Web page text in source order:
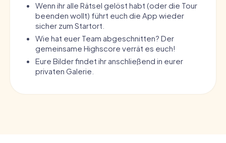
Wenn ihr alle Rätsel gelöst habt (oder die Tour
beenden wollt) führt euch die App wieder
sicher zum Startort.
Wie hat euer Team abgeschnitten? Der
gemeinsame Highscore verrät es euch!
Eure Bilder findet ihr anschließend in eurer
privaten Galerie.